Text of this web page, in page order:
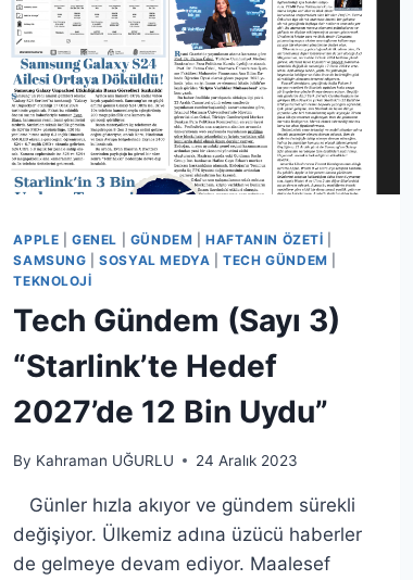
APPLE |GENEL GÜNDEM |HAFTANIN ÖZETI
SAMSUNG |SOSYAL MEDYA |TECH GÜNDEM
TEKNOLOJI
Tech Gündem (Sayı 3)
“Starlink’te Hedef
2027’de 12 Bin Uydu”
By Kahraman UĞURLU 24 Aralık 2023
Günler hızla akıyor ve gündem sürekli
değişiyor. Ülkemiz adına üzücü haberler
de gelmeye devam ediyor. Maalesef